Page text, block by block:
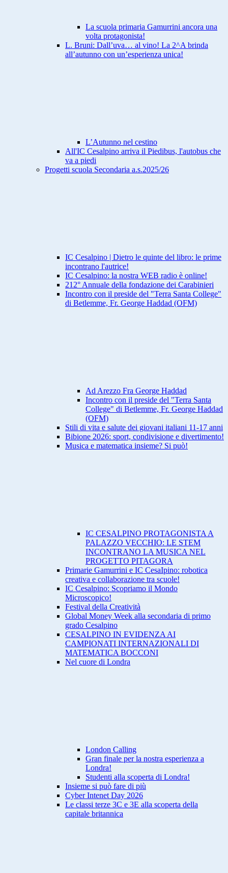
La scuola primaria Gamurrini ancora una
volta protagonista!
L. Bruni: Dall’uva… al vino! La 2^A brinda
all’autunno con un’esperienza unica!
L’Autunno nel cestino
All'IC Cesalpino arriva il Piedibus, l'autobus che
va a piedi
Progetti scuola Secondaria a.s.2025/26
IC Cesalpino | Dietro le quinte del libro: le prime
incontrano l'autrice!
IC Cesalpino: la nostra WEB radio è online!
212° Annuale della fondazione dei Carabinieri
Incontro con il preside del "Terra Santa College"
di Betlemme, Fr. George Haddad (OFM)
Ad Arezzo Fra George Haddad
Incontro con il preside del "Terra Santa
College" di Betlemme, Fr. George Haddad
(OFM)
Stili di vita e salute dei giovani italiani 11-17 anni
Bibione 2026: sport, condivisione e divertimento!
Musica e matematica insieme? Si può!
IC CESALPINO PROTAGONISTA A
PALAZZO VECCHIO: LE STEM
INCONTRANO LA MUSICA NEL
PROGETTO PITAGORA
Primarie Gamurrini e IC CesaIpino: robotica
creativa e collaborazione tra scuole!
IC Cesalpino: Scopriamo il Mondo
Microscopico!
Festival della Creatività
Global Money Week alla secondaria di primo
grado Cesalpino
CESALPINO IN EVIDENZA AI
CAMPIONATI INTERNAZIONALI DI
MATEMATICA BOCCONI
Nel cuore di Londra
London Calling
Gran finale per la nostra esperienza a
Londra!
Studenti alla scoperta di Londra!
Insieme si può fare di più
Cyber Intenet Day 2026
Le classi terze 3C e 3E alla scoperta della
capitale britannica